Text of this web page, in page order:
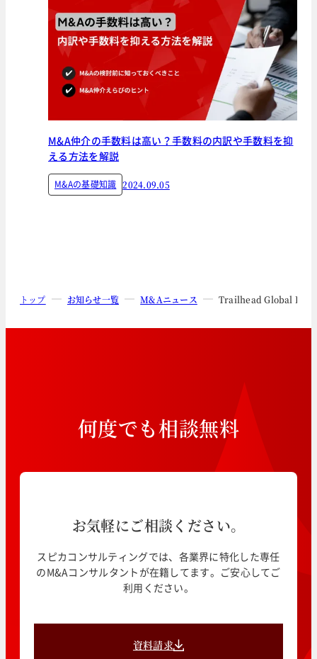
M&A仲介の手数料は高い？手数料の内訳や手数料を抑
える方法を解説
M&Aの基礎知識 2024.09.05
トップ お知らせ一覧 M&Aニュース Trailhead Global
何度でも相談無料
お気軽にご相談ください。
スピカコンサルティングでは、各業界に特化した専任
のM&Aコンサルタントが在籍してます。ご安心してご
利用ください。
資料請求